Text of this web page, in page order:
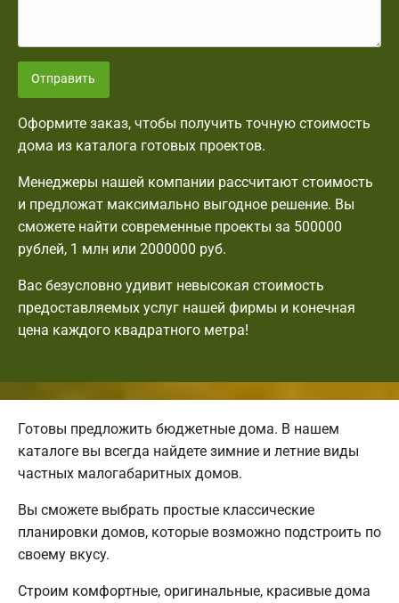
Отправить
Оформите заказ, чтобы получить точную стоимость
дома из каталога готовых проектов.
Менеджеры нашей компании рассчитают стоимость
и предложат максимально выгодное решение. Вы
сможете найти современные проекты за 500000
рублей, 1 млн или 2000000 руб.
Вас безусловно удивит невысокая стоимость
предоставляемых услуг нашей фирмы и конечная
цена каждого квадратного метра!
Готовы предложить бюджетные дома. В нашем
каталоге вы всегда найдете зимние и летние виды
частных малогабаритных домов.
Вы сможете выбрать простые классические
планировки домов, которые возможно подстроить по
своему вкусу.
Строим комфортные, оригинальные, красивые дома